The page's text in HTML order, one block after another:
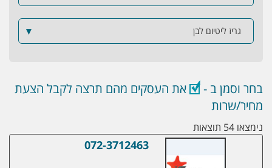
גריז ליטיום לבן ▼
בחר וסמן ב -
את העסקים מהם תרצה לקבל הצעת
מחיר/שרות
נימצאו 54 תוצאות
מיזוגים ורכישות – איתור מפעלים, חברות
072-3712463